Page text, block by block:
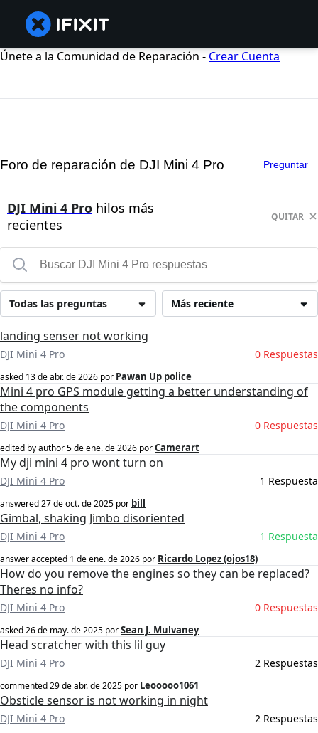
Únete a la Comunidad de Reparación - Crear Cuenta
Foro de reparación de DJI Mini 4 Pro Preguntar
DJI Mini 4 Pro hilos más
recientes
QUITAR
Más reciente
Todas las preguntas
landing senser not working
DJI Mini 4 Pro 0 Respuestas
asked 13 de abr. de 2026 por Pawan Up police
Mini 4 pro GPS module getting a better understanding of
the components
DJI Mini 4 Pro 0 Respuestas
edited by author5 de ene. de 2026 porCamerart
My dji mini 4 pro wont turn on
DJI Mini 4 Pro 1 Respuesta
answered27 de oct. de 2025 por bill
Gimbal, shaking Jimbo disoriented
DJI Mini 4 Pro 1 Respuesta
answer accepted 1 de ene. de 2026 por Ricardo Lopez (ojos18)
How do you remove the engines so they can be replaced?
Theres no info?
DJI Mini 4 Pro 0 Respuestas
asked26 de may. de 2025 porSean J. Mulvaney
Head scratcher with this lil guy
DJI Mini 4 Pro 2 Respuestas
commented29 de abr. de 2025 por Leooooo1061
Obsticle sensor is not working in night
DJI Mini 4 Pro 2 Respuestas